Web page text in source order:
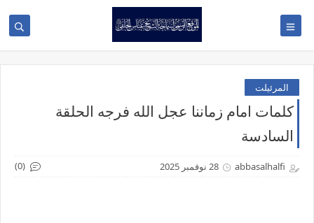
المرئيلت
كلمات امام زماننا عجل الله فرجه الحلقة
السادسة
abbasalhalfi 28 نوفمبر 2025 (0)